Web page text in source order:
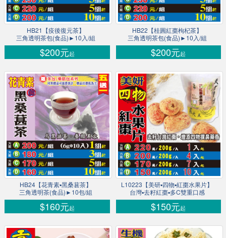
HB21【疫後復元茶】
三角透明茶包(食品)►10入/組
$200元起
HB22【桂圓紅棗枸杞茶】
三角透明茶包(食品)►10入/組
$200元起
HB24【花青素▪黑桑葚茶】
三角透明茶(食品)►10包/組
$160元起
L10223【美研▪四物▪紅棗水果片】
台灣▪去籽紅棗▪多C雙重口感
$150元起